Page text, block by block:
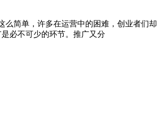
么简单，许多在运营中的困难，创业者们却
必不可少的环节。推广又分